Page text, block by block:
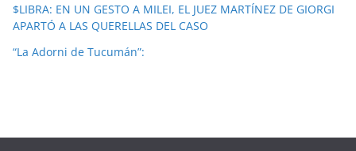
$LIBRA: EN UN GESTO A MILEI, EL JUEZ MARTÍNEZ DE GIORGI
APARTÓ A LAS QUERELLAS DEL CASO
“La Adorni de Tucumán”: